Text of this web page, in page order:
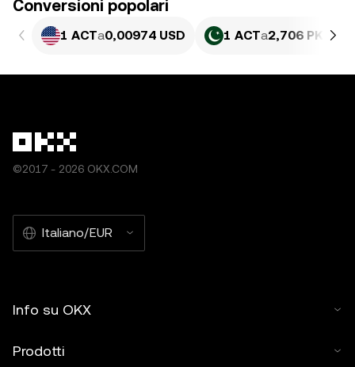
Conversioni popolari
1 ACTa0,00974 USD 1 ACTa2,706 PKR
©2017 - 2026 OKX.COM
Italiano/EUR
Info su OKX
Prodotti